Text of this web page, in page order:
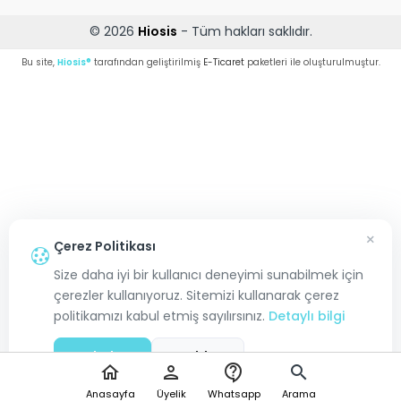
© 2026 Hiosis - Tüm hakları saklıdır.
Bu site, Hiosis® tarafından geliştirilmiş E-Ticaretpaketleri ile oluşturulmuştur.
home
Anasayfa
person
Üyelik
contact_support
Whatsapp
search
Arama
Çerez Politikası
Size daha iyi bir kullanıcı deneyimi sunabilmek için
çerezler kullanıyoruz. Sitemizi kullanarak çerez
politikamızı kabul etmiş sayılırsınız. Detaylı bilgi
Kabul Et Reddet
×